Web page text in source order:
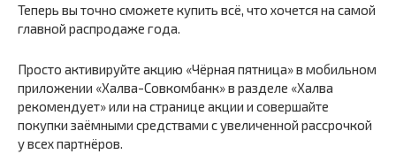
Теперь вы точно сможете купить всё, что хочется на самой
главной распродаже года.
Просто активируйте акцию «Чёрная пятница» в мобильном
приложении «Халва-Совкомбанк» в разделе «Халва
рекомендует» или на странице акции и совершайте
покупки заёмными средствами с увеличенной рассрочкой
у всех партнёров.